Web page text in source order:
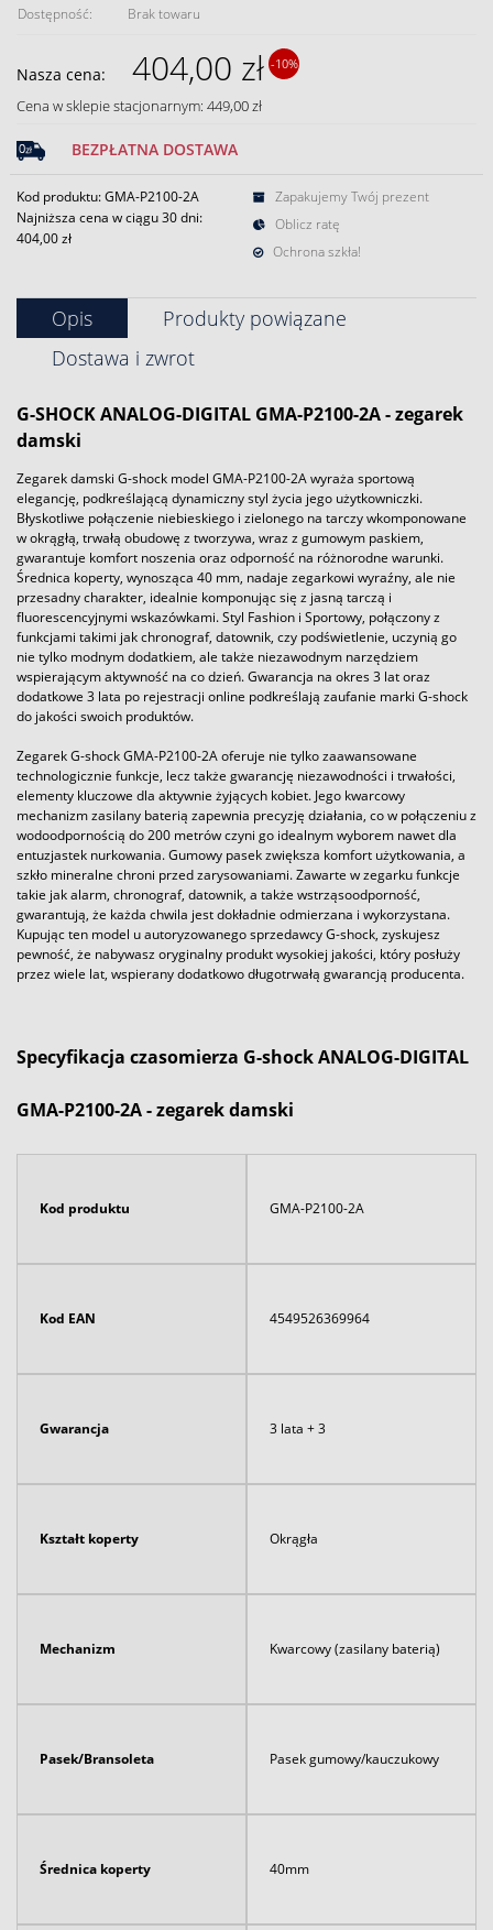
Dostępność: Brak towaru
Nasza cena: 404,00 zł -10%
Cena w sklepie stacjonarnym: 449,00 zł
BEZPŁATNA DOSTAWA
Kod produktu: GMA-P2100-2A
Najniższa cena w ciągu 30 dni:
404,00 zł
Zapakujemy Twój prezent
Oblicz ratę
Ochrona szkła!
Opis
Produkty powiązane
Dostawa i zwrot
G-SHOCK ANALOG-DIGITAL GMA-P2100-2A - zegarek
damski
Zegarek damski G-shock model GMA-P2100-2A wyraża sportową
elegancję, podkreślającą dynamiczny styl życia jego użytkowniczki.
Błyskotliwe połączenie niebieskiego i zielonego na tarczy wkomponowane
w okrągłą, trwałą obudowę z tworzywa, wraz z gumowym paskiem,
gwarantuje komfort noszenia oraz odporność na różnorodne warunki.
Średnica koperty, wynosząca 40 mm, nadaje zegarkowi wyraźny, ale nie
przesadny charakter, idealnie komponując się z jasną tarczą i
fluorescencyjnymi wskazówkami. Styl Fashion i Sportowy, połączony z
funkcjami takimi jak chronograf, datownik, czy podświetlenie, uczynią go
nie tylko modnym dodatkiem, ale także niezawodnym narzędziem
wspierającym aktywność na co dzień. Gwarancja na okres 3 lat oraz
dodatkowe 3 lata po rejestracji online podkreślają zaufanie marki G-shock
do jakości swoich produktów.
Zegarek G-shock GMA-P2100-2A oferuje nie tylko zaawansowane
technologicznie funkcje, lecz także gwarancję niezawodności i trwałości,
elementy kluczowe dla aktywnie żyjących kobiet. Jego kwarcowy
mechanizm zasilany baterią zapewnia precyzję działania, co w połączeniu z
wodoodpornością do 200 metrów czyni go idealnym wyborem nawet dla
entuzjastek nurkowania. Gumowy pasek zwiększa komfort użytkowania, a
szkło mineralne chroni przed zarysowaniami. Zawarte w zegarku funkcje
takie jak alarm, chronograf, datownik, a także wstrząsoodporność,
gwarantują, że każda chwila jest dokładnie odmierzana i wykorzystana.
Kupując ten model u autoryzowanego sprzedawcy G-shock, zyskujesz
pewność, że nabywasz oryginalny produkt wysokiej jakości, który posłuży
przez wiele lat, wspierany dodatkowo długotrwałą gwarancją producenta.
Specyfikacja czasomierza G-shock ANALOG-DIGITAL
GMA-P2100-2A - zegarek damski
Kod produktu GMA-P2100-2A
Kod EAN 4549526369964
Gwarancja 3 lata + 3
Kształt koperty Okrągła
Mechanizm Kwarcowy (zasilany baterią)
Pasek/Bransoleta Pasek gumowy/kauczukowy
Średnica koperty 40mm